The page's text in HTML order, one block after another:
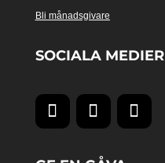
Bli månadsgivare
SOCIALA MEDIER